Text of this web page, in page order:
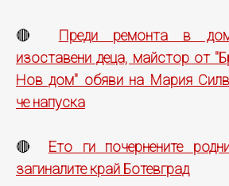
🔴 Преди ремонта в
изоставени деца, майстор от
Нов дом" обяви на Мария
че напуска
🔴 Ето ги почернените
загиналите край Ботевград